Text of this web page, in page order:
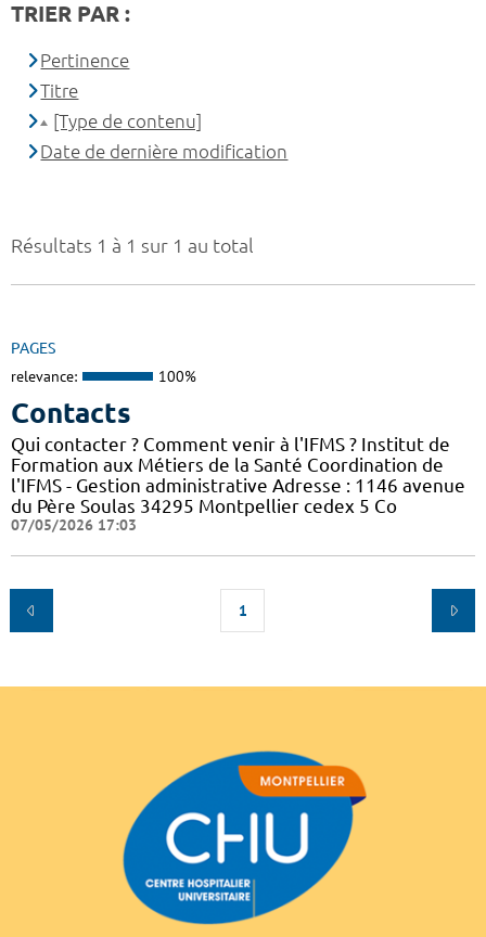
Résultats 1 à 1 sur 1 au total
PAGES
relevance: 100%
Contacts
Qui contacter ? Comment venir à l'IFMS ? Institut de
Formation aux Métiers de la Santé Coordination de
l'IFMS - Gestion administrative Adresse : 1146 avenue
du Père Soulas 34295 Montpellier cedex 5 Co
07/05/2026 17:03
1
TRIER PAR :
Pertinence
Titre
[Type de contenu]
Date de dernière modification